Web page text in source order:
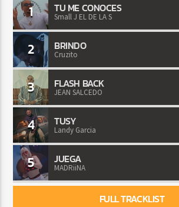
1 TU ME CONOCES
Small J EL DE LA S
2 BRINDO
Cruzito
3 FLASH BACK
JEAN SALCEDO
4 TUSY
Landy Garcia
5 JUEGA
MADRiiNA
FULL TRACKLIST